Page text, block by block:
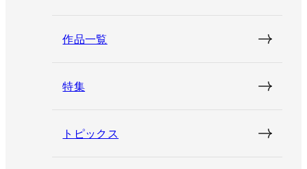
作品一覧
特集
トピックス